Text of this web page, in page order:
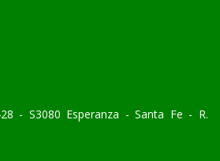
- S3080 Esperanza - Santa Fe - R.